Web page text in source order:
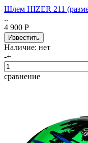
Шлем HIZER 211
..
4 900 Р
Наличие: нет
-+
сравнение